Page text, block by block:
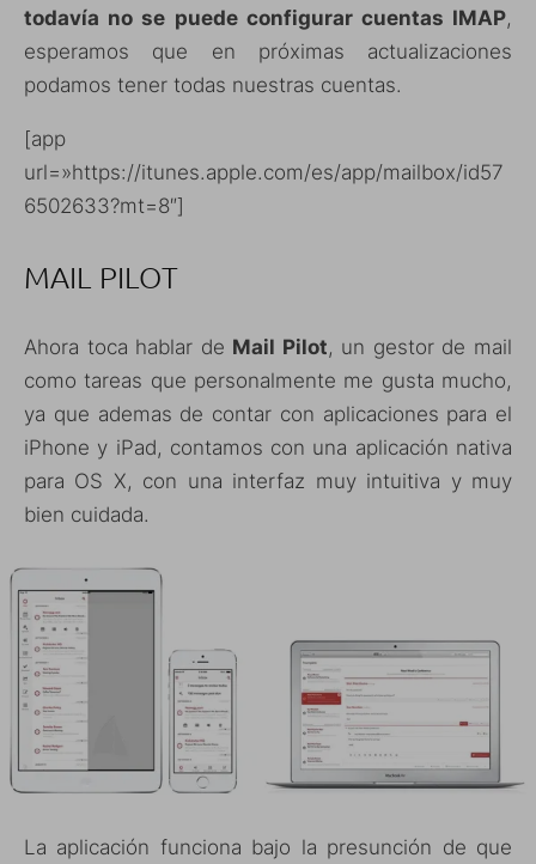
todavía no se puede configurar cuentas IMAP,
esperamos que en próximas actualizaciones
podamos tener todas nuestras cuentas.
[app
url=»https://itunes.apple.com/es/app/mailbox/id57
6502633?mt=8″]
MAIL PILOT
Ahora toca hablar de Mail Pilot, un gestor de mail
como tareas que personalmente me gusta mucho,
ya que ademas de contar con aplicaciones para el
iPhone y iPad, contamos con una aplicación nativa
para OS X, con una interfaz muy intuitiva y muy
bien cuidada.
La aplicación funciona bajo la presunción de que